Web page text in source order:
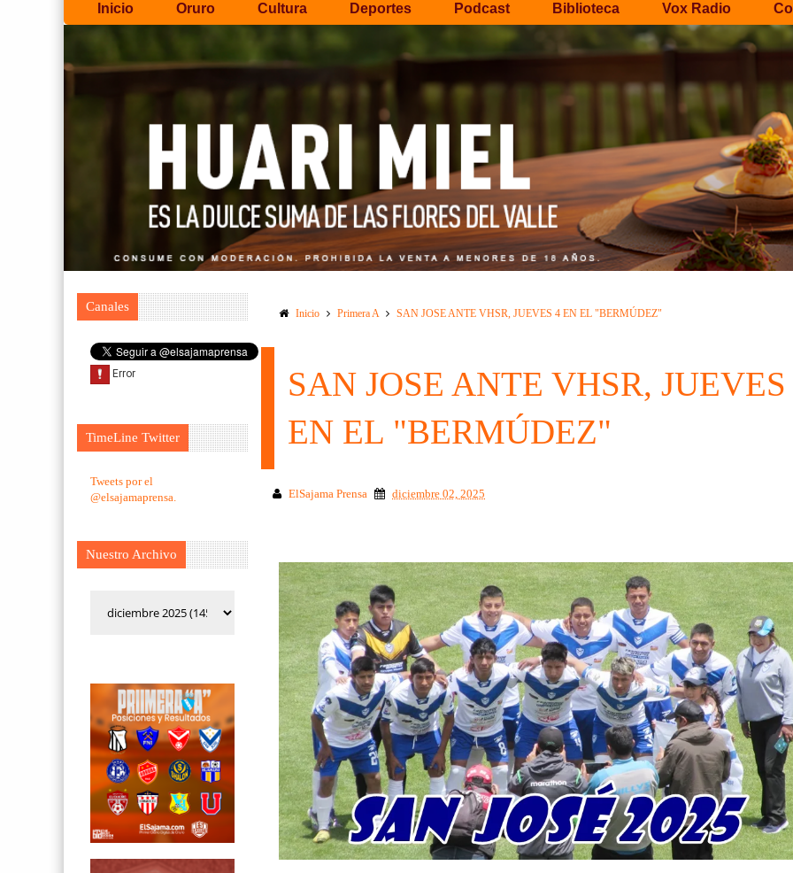
Inicio Oruro Cultura Deportes Podcast Biblioteca Vox Radio
Canales
TimeLine Twitter
Tweets por el
@elsajamaprensa.
Nuestro Archivo
Inicio Primera A SAN JOSE ANTE VHSR, JUEVES 4 EN EL "BERMÚDEZ"
SAN JOSE ANTE VHSR,
EN EL "BERMÚDEZ"
ElSajama Prensa diciembre 02, 2025